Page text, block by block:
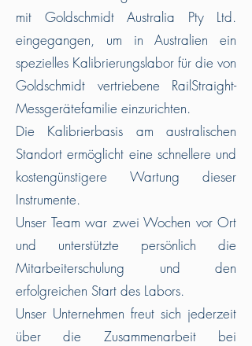
mit Goldschmidt Australia Pty Ltd.
eingegangen, um in Australien ein
spezielles Kalibrierungslabor für die von
Goldschmidt vertriebene RailStraight-
Messgerätefamilie einzurichten.
Die Kalibrierbasis am australischen
Standort ermöglicht eine schnellere und
kostengünstigere Wartung dieser
Instrumente.
Unser Team war zwei Wochen vor Ort
und unterstützte persönlich die
Mitarbeiterschulung und den
erfolgreichen Start des Labors.
Unser Unternehmen freut sich jederzeit
über die Zusammenarbeit bei